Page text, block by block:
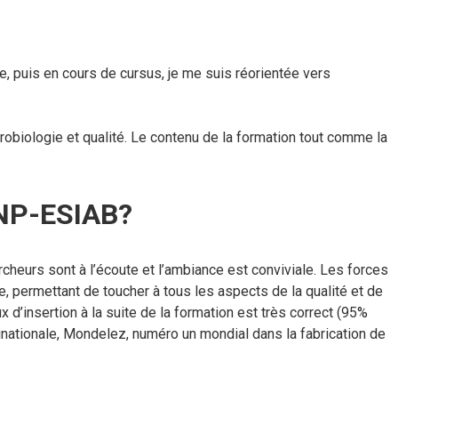
puis en cours de cursus, je me suis réorientée vers
et qualité. Le contenu de la formation tout comme la
ESIAB?
sont à l’écoute et l’ambiance est conviviale. Les forces
permettant de toucher à tous les aspects de la qualité et de
d’insertion à la suite de la formation est très correct (95%
Mondelez, numéro un mondial dans la fabrication de